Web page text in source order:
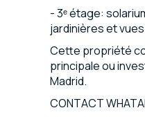
- 3ᵉ étage:
jardinières et
Cette propriété
principale ou
Madrid.
CONTACT